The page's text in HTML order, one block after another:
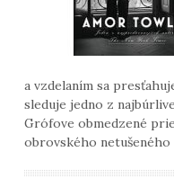
a vzdelaním sa
sleduje jedno z
Grófove obmedzené
obrovského